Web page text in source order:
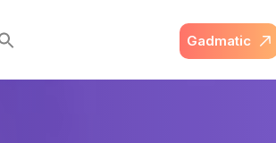
Gadmatic